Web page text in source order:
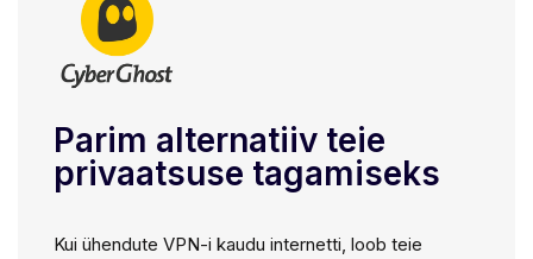
Parim alternatiiv teie
privaatsuse tagamiseks
Kui ühendute VPN-i kaudu internetti, loob teie